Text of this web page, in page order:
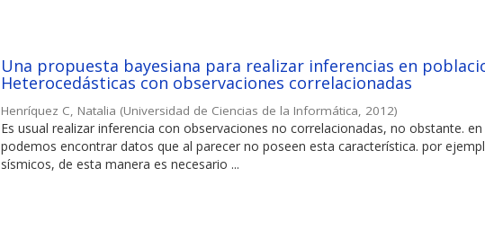
Una propuesta bayesiana para realizar inferencias en
Heterocedásticas con observaciones correlacionadas
Henríquez C, Natalia (Universidad de Ciencias de la Informática 2012)
Es usual realizar inferencia con observaciones no correlacionadas, no obstante. en
podemos encontrar datos que al parecer no poseen esta característica. por
sísmicos, de esta manera es necesario ...